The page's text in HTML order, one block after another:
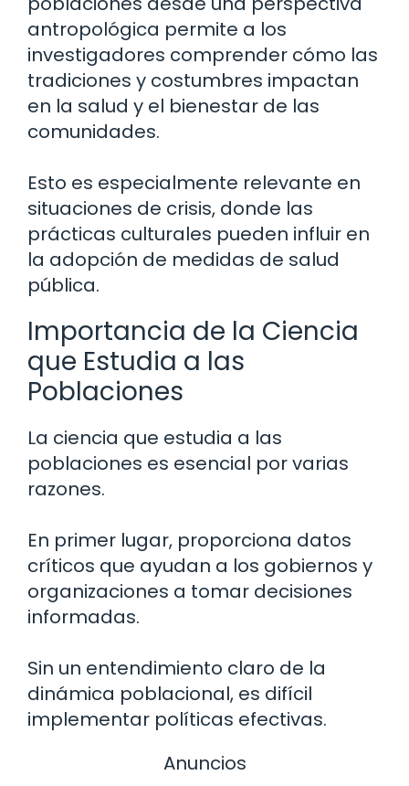
antropológica permite a los
investigadores comprender cómo las
tradiciones y costumbres impactan
en la salud y el bienestar de las
comunidades.
Esto es especialmente relevante en
situaciones de crisis, donde las
prácticas culturales pueden influir en
la adopción de medidas de salud
pública.
Importancia de la Ciencia
que Estudia a las
Poblaciones
La ciencia que estudia a las
poblaciones es esencial por varias
razones.
En primer lugar, proporciona datos
críticos que ayudan a los gobiernos y
organizaciones a tomar decisiones
informadas.
Sin un entendimiento claro de la
dinámica poblacional, es difícil
implementar políticas efectivas.
Anuncios